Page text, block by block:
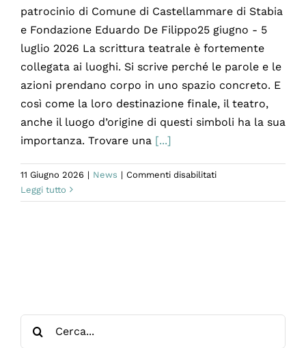
patrocinio di Comune di Castellammare di Stabia
e Fondazione Eduardo De Filippo25 giugno - 5
luglio 2026 La scrittura teatrale è fortemente
collegata ai luoghi. Si scrive perché le parole e le
azioni prendano corpo in uno spazio concreto. E
così come la loro destinazione finale, il teatro,
anche il luogo d’origine di questi simboli ha la sua
importanza. Trovare una [...]
11 Giugno 2026 | News | Commenti disabilitatisu
Residenza
Leggi tutto